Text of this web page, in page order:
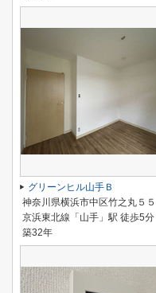
グリーンヒル山手Ｂ
神奈川県横浜市中区竹之丸５５
京浜東北線「山手」駅 徒歩5分
築32年